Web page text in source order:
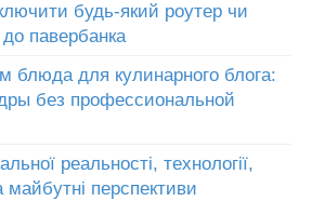
будь-який роутер чи
павербанка
блюда для кулинарного блога:
без профессиональной
реальності, технології,
майбутні перспективи